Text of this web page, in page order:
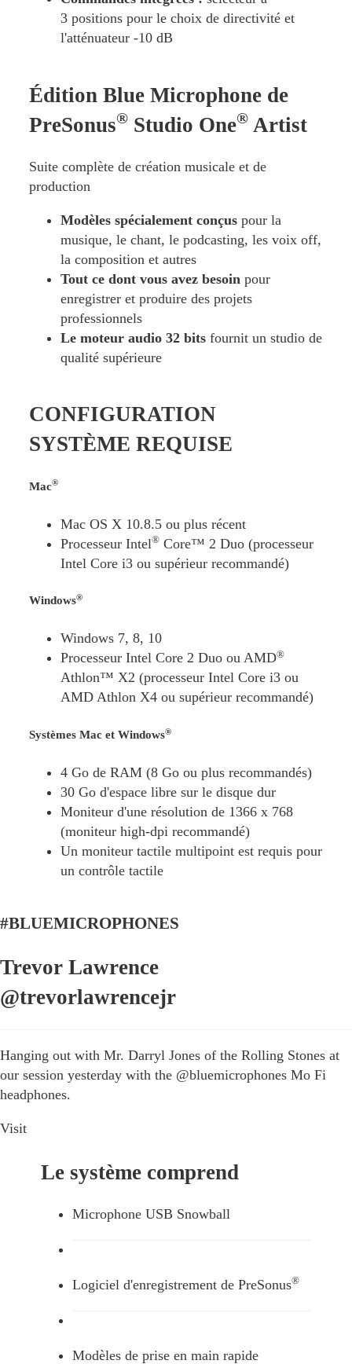
3 positions pour le choix de directivité et
l'atténuateur -10 dB
Édition Blue Microphone de
PreSonus® Studio One® Artist
Suite complète de création musicale et de
production
Modèles spécialement conçus pour la
musique, le chant, le podcasting, les voix off,
la composition et autres
Tout ce dont vous avez besoin pour
enregistrer et produire des projets
professionnels
Le moteur audio 32 bits fournit un studio de
qualité supérieure
CONFIGURATION
SYSTÈME REQUISE
Mac®
Mac OS X 10.8.5 ou plus récent
Processeur Intel® Core™ 2 Duo (processeur
Intel Core i3 ou supérieur recommandé)
Windows®
Windows 7, 8, 10
Processeur Intel Core 2 Duo ou AMD®
Athlon™ X2 (processeur Intel Core i3 ou
AMD Athlon X4 ou supérieur recommandé)
Systèmes Mac et Windows®
4 Go de RAM (8 Go ou plus recommandés)
30 Go d'espace libre sur le disque dur
Moniteur d'une résolution de 1366 x 768
(moniteur high-dpi recommandé)
Un moniteur tactile multipoint est requis pour
un contrôle tactile
#BLUEMICROPHONES
Trevor Lawrence
@trevorlawrencejr
Hanging out with Mr. Darryl Jones of the Rolling Stones at
our session yesterday with the @bluemicrophones Mo Fi
headphones.
Visit
Le système comprend
Microphone USB Snowball
Logiciel d'enregistrement de PreSonus®
Modèles de prise en main rapide